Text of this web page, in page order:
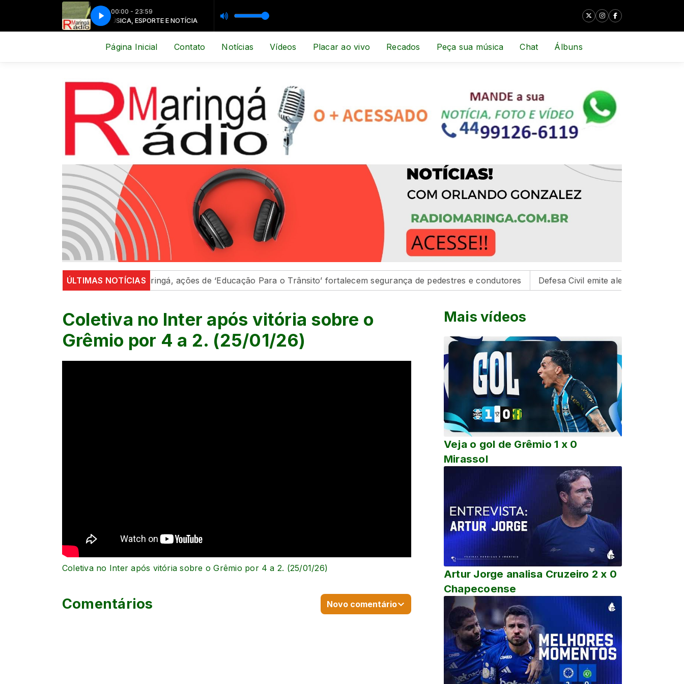
00:00 - 23:59
ESPORTE E NOTÍCIA MÚSICA, ESPORTE E NOTÍCIA
Página Inicial Contato Notícias Vídeos Placar ao vivo Recados Peça sua música Chat Álbuns
ÚLTIMAS NOTÍCIAS
Em Maringá, ações de ‘Educação Para o Trânsito’ fortalecem segurança de pedestres e condutores Defesa Civil emite alerta para risco de
Coletiva no Inter após vitória sobre o
Grêmio por 4 a 2. (25/01/26)
Mais vídeos
Veja o gol de Grêmio 1 x 0
Mirassol
Artur Jorge analisa Cruzeiro 2 x 0
Chapecoense
Coletiva no Inter após vitória sobre o Grêmio por 4 a 2. (25/01/26)
Comentários Novo comentário